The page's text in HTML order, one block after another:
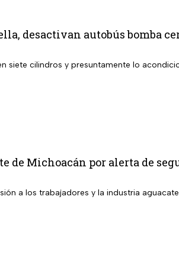
desactivan autobús bomba
siete cilindros y presuntamente lo
de Michoacán por alerta de
a los trabajadores y la industria